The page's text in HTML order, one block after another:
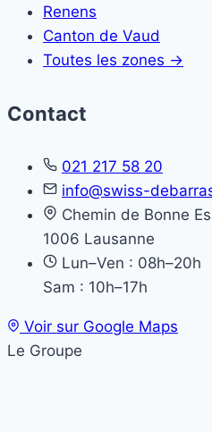
Renens
Canton de Vaud
Toutes les zones →
Contact
021 217 58 20
info@swiss-
Chemin de Bonne
1006 Lausanne
Lun–Ven : 08h–20h
Sam : 10h–17h
Voir sur Google Maps
Le Groupe